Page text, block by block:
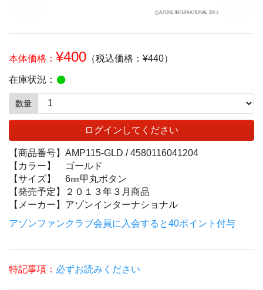
本体価格： ¥400 （税込価格：¥440）
在庫状況：
数量
ログインしてください
【商品番号】 AMP115-GLD /4580116041204
【カラー】
ゴールド
【サイズ】
6㎜甲丸ボタン
【発売予定】
２０１３年３月商品
【メーカー】 アゾンインターナショナル
アゾンファンクラブ会員に入会すると40ポイント付与
特記事項： 必ずお読みください